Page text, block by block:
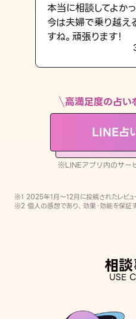
LINE占いを開く
※LINEアプリ内のサービスページへ遷移します
本当に相談してよかっ
今は夫婦で乗り越え
すね。頑張ります！
高満足度の占い
LINE占
※LINEアプリ内のサー
※1 2025年1月〜12月に投稿されたレビュ
※2 個人の感想であり、効果・効能を保証
相
USE